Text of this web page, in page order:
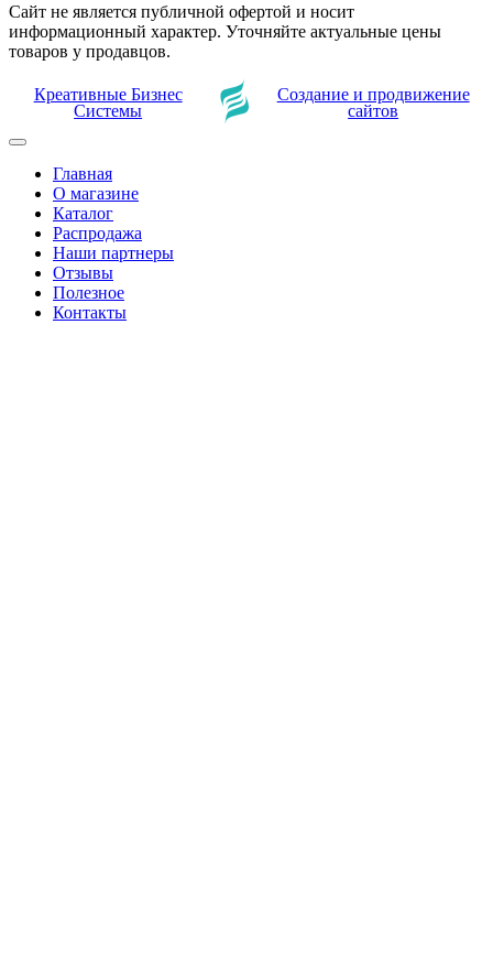
Сайт не является публичной офертой и носит
информационный характер. Уточняйте актуальные цены
товаров у продавцов.
Креативные Бизнес
Системы
Создание и продвижение
сайтов
Главная
О магазине
Каталог
Распродажа
Наши партнеры
Отзывы
Полезное
Контакты